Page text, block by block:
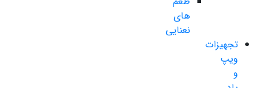
های
نعنایی
تجهیزات
ویپ
و